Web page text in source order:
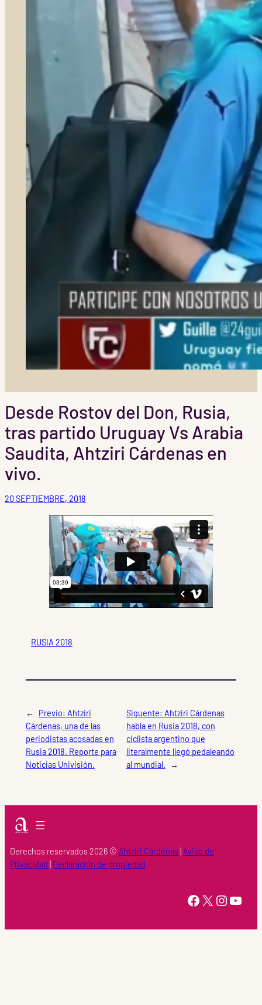
Desde Rostov del Don, Rusia,
tras partido Uruguay Vs Arabia
Saudita, Ahtziri Cárdenas en
vivo.
20 SEPTIEMBRE, 2018
RUSIA 2018
← Previo: Ahtziri
Cárdenas, una de las
periodistas acosadas en
Rusia 2018. Reporte para
Noticias Univisión.
Siguente: Ahtziri Cárdenas
habla en Rusia 2018, con
ciclista argentino que
literalmente llegó pedaleando
al mundial.
→
Derechos reservados 2026 © Ahtziri Cárdenas Aviso de
Privacidad Declaración de propiedad
https://www.facebook.com/Ahtziri-Cardenas-147415518616960/ X Instagram YouTube